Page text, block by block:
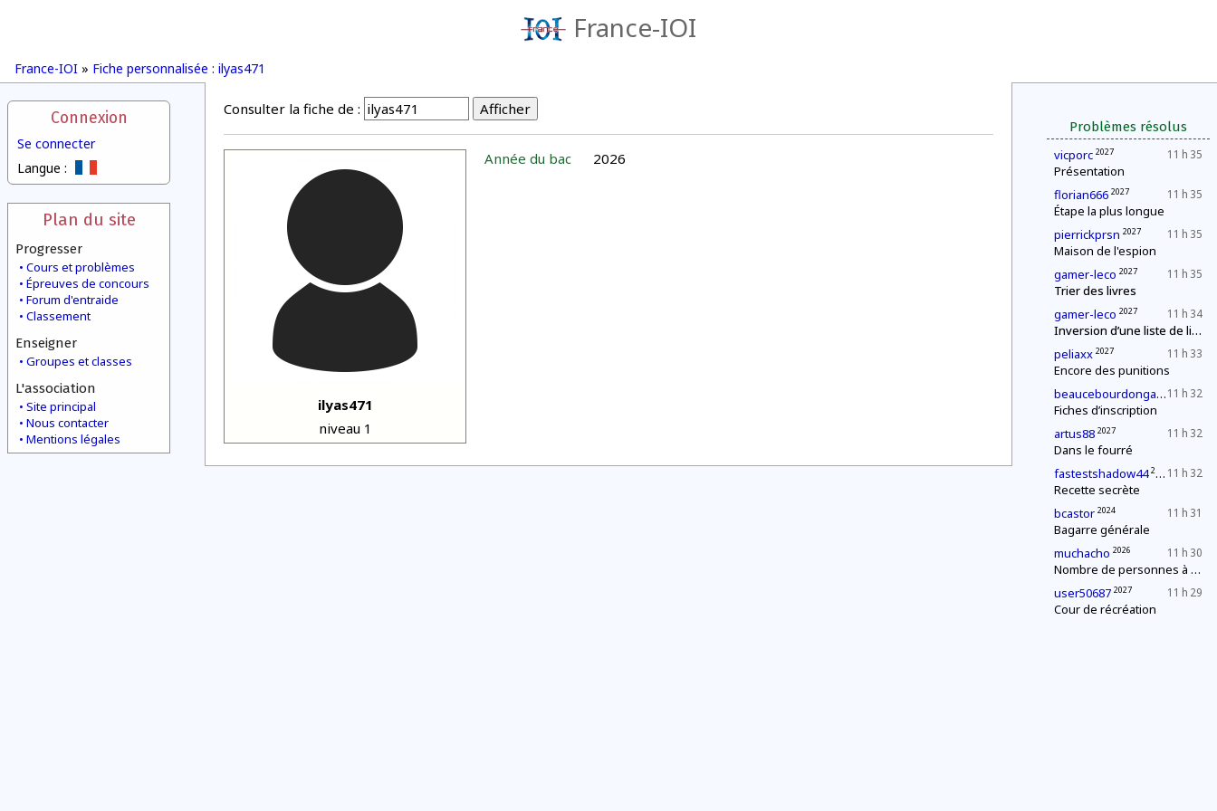
France-IOI
France-IOI » Fiche personnalisée : ilyas471
Connexion
Se connecter
Langue :
Plan du site
Progresser
Cours et problèmes
Épreuves de concours
Forum d'entraide
Classement
Enseigner
Groupes et classes
L'association
Site principal
Nous contacter
Mentions légales
Problèmes résolus
11 h 35
vicporc 2027
Présentation
11 h 35
florian666 2027
Étape la plus longue
11 h 35
pierrickprsn 2027
Maison de l'espion
11 h 35
gamer-leco 2027
Trier des livres
11 h 34
gamer-leco 2027
Inversion d’une liste de livres
11 h 33
peliaxx 2027
Encore des punitions
11 h 32
beaucebourdongabriel 2027
Fiches d’inscription
11 h 32
artus88 2027
Dans le fourré
11 h 32
fastestshadow44 2027
Recette secrète
11 h 31
bcastor 2024
Bagarre générale
11 h 30
muchacho 2026
Nombre de personnes à la fête
11 h 29
user50687 2027
Cour de récréation
Consulter la fiche de :
ilyas471
niveau 1
Année du bac 2026